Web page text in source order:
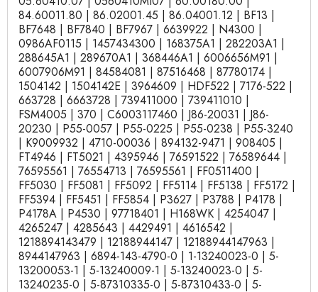
84.60011.80 | 86.02001.45 | 86.04001.12 | BF13 |
BF7648 | BF7840 | BF7967 | 6639922 | N4300 |
0986AF0115 | 1457434300 | 168375A1 | 282203A1 |
288645A1 | 289670A1 | 368446A1 | 6006656M91 |
6007906M91 | 84584081 | 87516468 | 87780174 |
1504142 | 1504142E | 3964609 | HDF522 | 7176-522 |
663728 | 6663728 | 739411000 | 739411010 |
FSM4005 | 370 | C6003117460 | J86-20031 | J86-
20230 | P55-0057 | P55-0225 | P55-0238 | P55-3240
| K9009932 | 4710-00036 | 894132-9471 | 908405 |
FT4946 | FT5021 | 4395946 | 76591522 | 76589644 |
76595561 | 76554713 | 76595561 | FF0511400 |
FF5030 | FF5081 | FF5092 | FF5114 | FF5138 | FF5172 |
FF5394 | FF5451 | FF5854 | P3627 | P3788 | P4178 |
P4178A | P4530 | 97718401 | H168WK | 4254047 |
4265247 | 4285643 | 4429491 | 4616542 |
1218894143479 | 12188944147 | 12188944147963 |
8944147963 | 6894-143-4790-0 | 1-13240023-0 | 5-
13200053-1 | 5-13240009-1 | 5-13240023-0 | 5-
13240235-0 | 5-87310335-0 | 5-87310433-0 | 5-